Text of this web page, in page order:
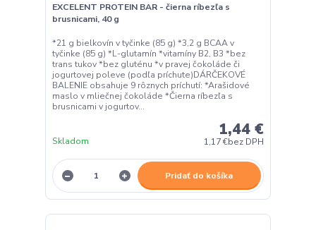
EXCELENT PROTEIN BAR - čierna ríbezľa s
brusnicami, 40 g
*21 g bielkovín v tyčinke (85 g) *3,2 g BCAA v
tyčinke (85 g) *L-glutamín *vitamíny B2, B3 *bez
trans tukov *bez gluténu *v pravej čokoláde či
jogurtovej poleve (podľa príchute)DÁRČEKOVÉ
BALENIE obsahuje 9 rôznych príchutí: *Arašidové
maslo v mliečnej čokoláde *Čierna ríbezľa s
brusnicami v jogurtov...
1,44 €
1,17 €bez DPH
Skladom
Pridať do košíka